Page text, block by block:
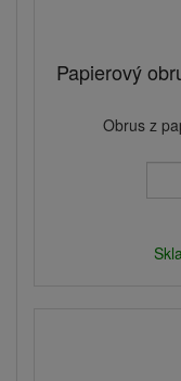
Papierový
Obrus z